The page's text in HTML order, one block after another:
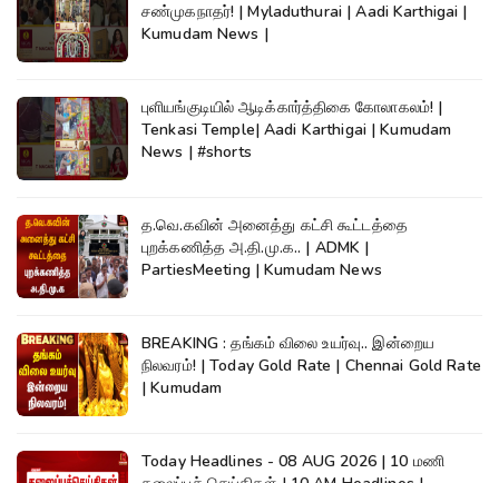
சண்முகநாதர்! | Myladuthurai | Aadi Karthigai |
Kumudam News |
புளியங்குடியில் ஆடிக்கார்த்திகை கோலாகலம்! |
Tenkasi Temple| Aadi Karthigai | Kumudam
News | #shorts
த.வெ.கவின் அனைத்து கட்சி கூட்டத்தை
புறக்கணித்த அ.தி.மு.க.. | ADMK |
PartiesMeeting | Kumudam News
BREAKING : தங்கம் விலை உயர்வு.. இன்றைய
நிலவரம்! | Today Gold Rate | Chennai Gold Rate
| Kumudam
Today Headlines - 08 AUG 2026 | 10 மணி